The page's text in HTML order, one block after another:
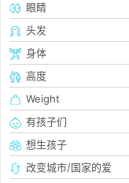
眼睛
头发
身体
高度
Weight
有孩子们
想生孩子
改变城市/国家的爱